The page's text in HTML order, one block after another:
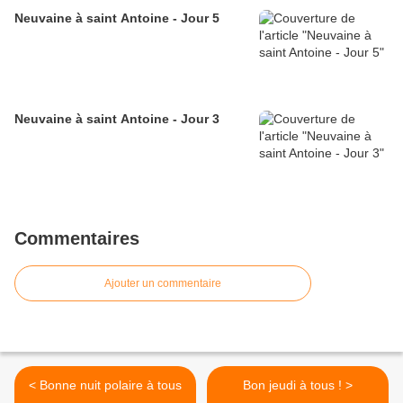
La moisson amassée par frère Antoine est présentée par
tous les biographes comme le fruit d’un engagement
prédication, les entretiens personnels, les confessions, de
la part d’un homme déjà fragilisé par une maladie
continuelle et oppressé par une certaine corpulence.
tous atteints, des pieds à la tête, du plus bas jusqu’aux
contemplatifs, des vices de l’orgueil, de la luxure, de
l’avarice et de l’usure. La riche moisson est présentée par
« Tu aurais vu là des inimitiés mortelles ramenées à la
paix ; des prisonniers détenus depuis une longue captivité,
retrouver la liberté ; des vols et usures, restitués ; des gages
Neuvaine à saint Antoine - Jour 5
Neuvaine à saint Antoine - Jour 3
Commentaires
Ajouter un commentaire
< Bonne nuit polaire à tous
Bon jeudi à tous ! >